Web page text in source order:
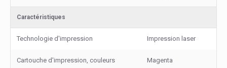
Caractéristiques
Technologie d'impression Impression laser
Cartouche d'impression, couleurs Magenta